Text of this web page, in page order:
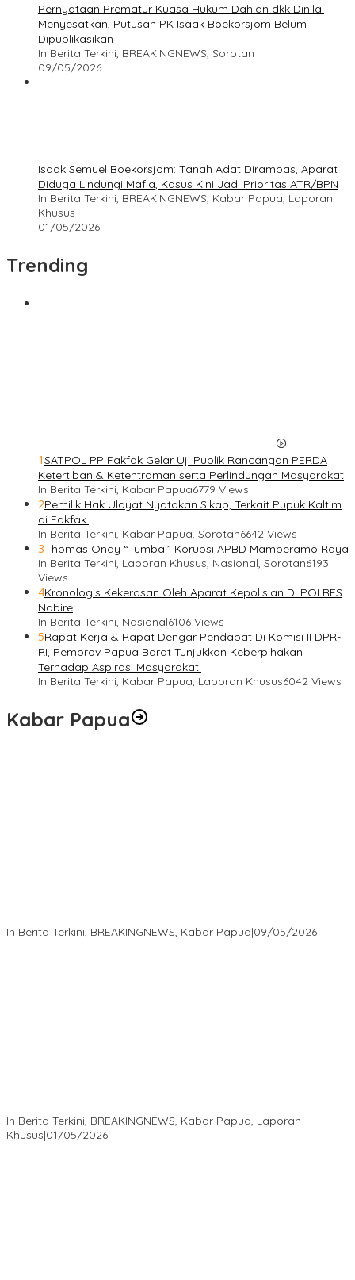
Pernyataan Prematur Kuasa Hukum Dahlan dkk Dinilai
Menyesatkan, Putusan PK Isaak Boekorsjom Belum
Dipublikasikan
In Berita Terkini, BREAKINGNEWS, Sorotan
09/05/2026
Isaak Semuel Boekorsjom: Tanah Adat Dirampas, Aparat
Diduga Lindungi Mafia, Kasus Kini Jadi Prioritas ATR/BPN
In Berita Terkini, BREAKINGNEWS, Kabar Papua, Laporan
Khusus
01/05/2026
Trending
1SATPOL PP Fakfak Gelar Uji Publik Rancangan PERDA
Ketertiban & Ketentraman serta Perlindungan Masyarakat
In Berita Terkini, Kabar Papua6779 Views
2Pemilik Hak Ulayat Nyatakan Sikap, Terkait Pupuk Kaltim
di Fakfak.
In Berita Terkini, Kabar Papua, Sorotan6642 Views
3Thomas Ondy “Tumbal” Korupsi APBD Mamberamo Raya
In Berita Terkini, Laporan Khusus, Nasional, Sorotan6193
Views
4Kronologis Kekerasan Oleh Aparat Kepolisian Di POLRES
Nabire
In Berita Terkini, Nasional6106 Views
5Rapat Kerja & Rapat Dengar Pendapat Di Komisi II DPR-
RI, Pemprov Papua Barat Tunjukkan Keberpihakan
Terhadap Aspirasi Masyarakat!
In Berita Terkini, Kabar Papua, Laporan Khusus6042 Views
Kabar Papua
In Berita Terkini, BREAKINGNEWS, Kabar Papua|09/05/2026
In Berita Terkini, BREAKINGNEWS, Kabar Papua, Laporan
Khusus|01/05/2026